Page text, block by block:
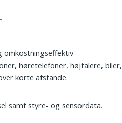
omkostningseffektiv
høretelefoner, højtalere, biler,
korte afstande.
samt styre- og sensordata.